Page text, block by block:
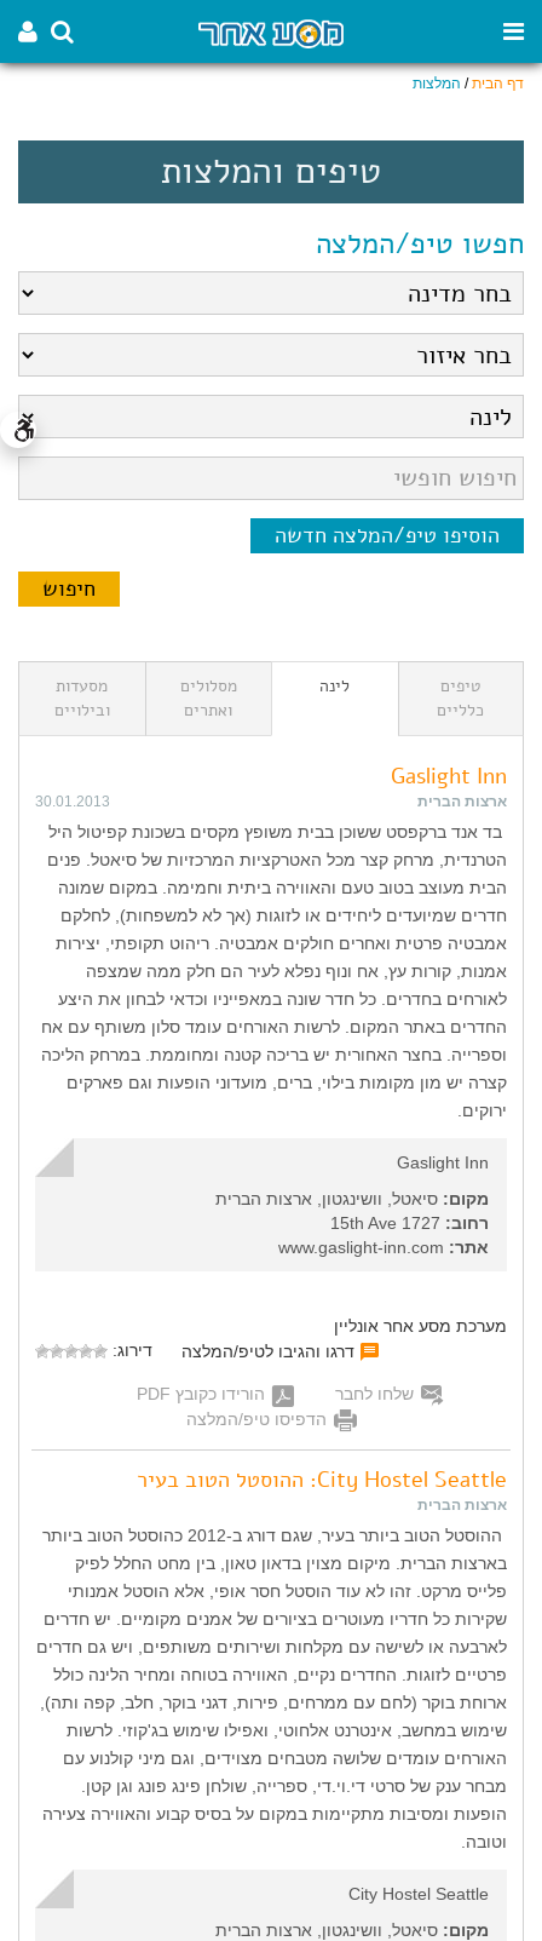
דף הבית/ המלצות
טיפים והמלצות
חפשו טיפ/המלצה
הוסיפו טיפ/המלצה חדשה
טיפים
כלליים
לינה
מסלולים
ואתרים
מסעדות
ובילויים
Gaslight Inn
ארצות הברית 30.01.2013
בד אנד ברקפסט ששוכן בבית משופץ מקסים בשכונת קפיטול היל
הטרנדית, מרחק קצר מכל האטרקציות המרכזיות של סיאטל. פנים
הבית מעוצב בטוב טעם והאווירה ביתית וחמימה. במקום שמונה
חדרים שמיועדים ליחידים או לזוגות (אך לא למשפחות), לחלקם
אמבטיה פרטית ואחרים חולקים אמבטיה. ריהוט תקופתי, יצירות
אמנות, קורות עץ, אח ונוף נפלא לעיר הם חלק ממה שמצפה
לאורחים בחדרים. כל חדר שונה במאפייניו וכדאי לבחון את היצע
החדרים באתר המקום. לרשות האורחים עומד סלון משותף עם אח
וספרייה. בחצר האחורית יש בריכה קטנה ומחוממת. במרחק הליכה
קצרה יש מון מקומות בילוי, ברים, מועדוני הופעות וגם פארקים
ירוקים.
Gaslight Inn
מקום: סיאטל, וושינגטון, ארצות הברית
רחוב:
אתר:
מערכת מסע אחר אונליין
דרגו והגיבו לטיפ/המלצה
דירוג:
שלחו לחבר
הורידו כקובץ PDF
הדפיסו טיפ/המלצה
City Hostel Seattle: ההוסטל הטוב בעיר
ארצות הברית
ההוסטל הטוב ביותר בעיר, שגם דורג ב-2012 כהוסטל הטוב ביותר
בארצות הברית. מיקום מצוין בדאון טאון, בין מחט החלל לפיק
פלייס מרקט. זהו לא עוד הוסטל חסר אופי, אלא הוסטל אמנותי
שקירות כל חדריו מעוטרים בציורים של אמנים מקומיים. יש חדרים
לארבעה או לשישה עם מקלחות ושירותים משותפים, ויש גם חדרים
פרטיים לזוגות. החדרים נקיים, האווירה בטוחה ומחיר הלינה כולל
ארוחת בוקר (לחם עם ממרחים, פירות, דגני בוקר, חלב, קפה ותה),
שימוש במחשב, אינטרנט אלחוטי, ואפילו שימוש בג'קוזי. לרשות
האורחים עומדים שלושה מטבחים מצוידים, וגם מיני קולנוע עם
מבחר ענק של סרטי די.וי.די, ספרייה, שולחן פינג פונג וגן קטן.
הופעות ומסיבות מתקיימות במקום על בסיס קבוע והאווירה צעירה
וטובה.
City Hostel Seattle
מקום: סיאטל, וושינגטון, ארצות הברית